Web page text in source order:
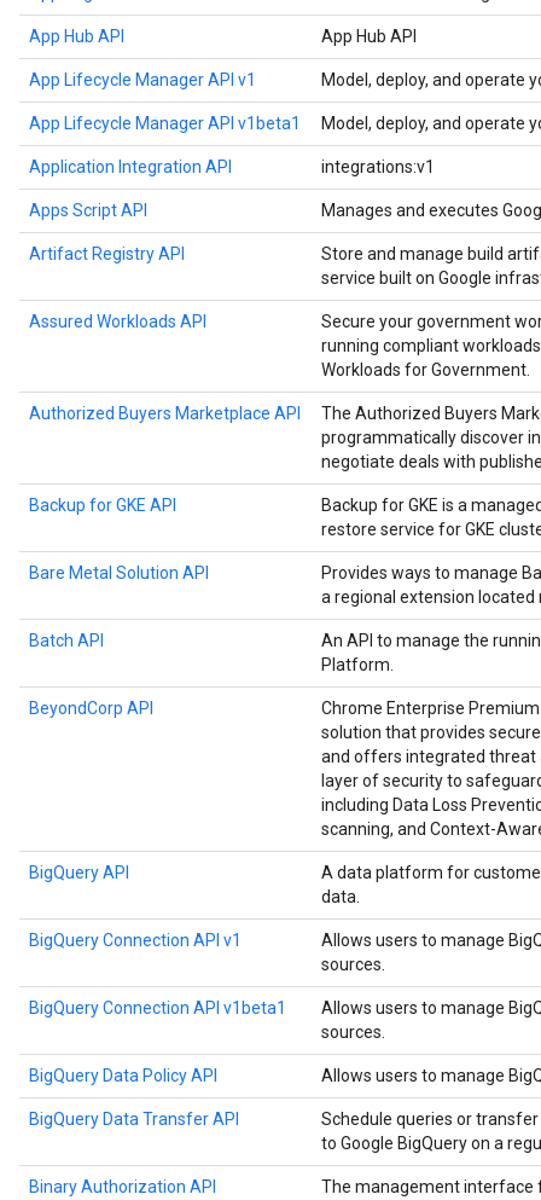
App Hub API App Hub API
App Lifecycle Manager API v1 Model, deploy, and operate
App Lifecycle Manager API v1beta1 Model, deploy, and operate
Application Integration API integrations:v1
Apps Script API Manages and executes
Artifact Registry API
Store and manage build
service built on Google
Assured Workloads API
Secure your government
running compliant
Workloads for Government.
Authorized Buyers Marketplace API
The Authorized Buyers
programmatically discover
negotiate deals with
Backup for GKE API
Backup for GKE is a
restore service for GKE
Bare Metal Solution API
Provides ways to manage
a regional extension located
Batch API
An API to manage the
Platform.
BeyondCorp API
Chrome Enterprise
solution that provides
and offers integrated threat
layer of security to
including Data Loss
scanning, and Context-
BigQuery API
A data platform for
data.
BigQuery Connection API v1
Allows users to manage
sources.
BigQuery Connection API v1beta1
Allows users to manage
sources.
BigQuery Data Policy API Allows users to manage
BigQuery Data Transfer API
Schedule queries or
to Google BigQuery on a
Binary Authorization API
The management interface